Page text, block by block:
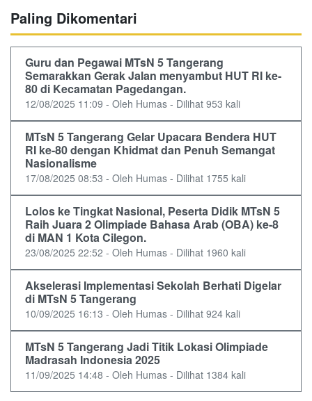
Paling Dikomentari
Guru dan Pegawai MTsN 5 Tangerang
Semarakkan Gerak Jalan menyambut HUT RI ke-
80 di Kecamatan Pagedangan.
12/08/2025 11:09 - Oleh Humas - Dilihat 953 kali
MTsN 5 Tangerang Gelar Upacara Bendera HUT
RI ke-80 dengan Khidmat dan Penuh Semangat
Nasionalisme
17/08/2025 08:53 - Oleh Humas - Dilihat 1755 kali
Lolos ke Tingkat Nasional, Peserta Didik MTsN 5
Raih Juara 2 Olimpiade Bahasa Arab (OBA) ke-8
di MAN 1 Kota Cilegon.
23/08/2025 22:52 - Oleh Humas - Dilihat 1960 kali
Akselerasi Implementasi Sekolah Berhati Digelar
di MTsN 5 Tangerang
10/09/2025 16:13 - Oleh Humas - Dilihat 924 kali
MTsN 5 Tangerang Jadi Titik Lokasi Olimpiade
Madrasah Indonesia 2025
11/09/2025 14:48 - Oleh Humas - Dilihat 1384 kali